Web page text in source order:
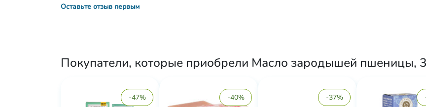
Оставьте отзыв первым
Покупатели, которые приобрели Масло зародышей пшеницы,
-47% -40% -37%